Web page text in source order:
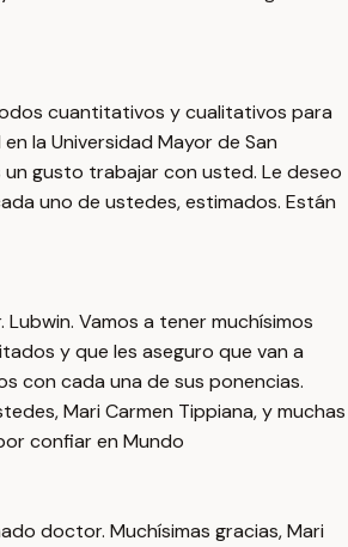
cuantitativos y cualitativos para
la Universidad Mayor de San
un gusto trabajar con usted. Le deseo
uno de ustedes, estimados. Están
Lubwin. Vamos a tener muchísimos
y que les aseguro que van a
con cada una de sus ponencias.
Mari Carmen Tippiana, y muchas
confiar en Mundo
doctor. Muchísimas gracias, Mari